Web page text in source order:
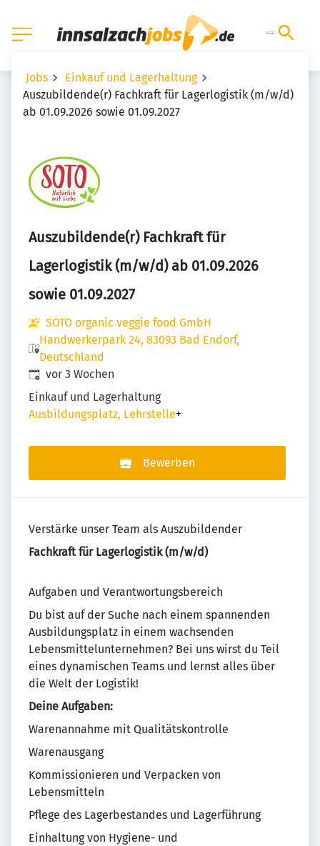
Jobs
Einkauf und Lagerhaltung
Auszubildende(r) Fachkraft für Lagerlogistik (m/w/d)
ab 01.09.2026 sowie 01.09.2027
Auszubildende(r) Fachkraft für
Lagerlogistik (m/w/d) ab 01.09.2026
sowie 01.09.2027
SOTO organic veggie food GmbH
Handwerkerpark 24, 83093 Bad Endorf,
Deutschland
Veröffentlicht:
vor 3 Wochen
Einkauf und Lagerhaltung
Ausbildungsplatz, Lehrstelle+
Bewerben
Verstärke unser Team als Auszubildender
Fachkraft für Lagerlogistik (m/w/d)
Aufgaben und Verantwortungsbereich
Du bist auf der Suche nach einem spannenden
Ausbildungsplatz in einem wachsenden
Lebensmittelunternehmen? Bei uns wirst du Teil
eines dynamischen Teams und lernst alles über
die Welt der Logistik!
Deine Aufgaben:
Warenannahme mit Qualitätskontrolle
Warenausgang
Kommissionieren und Verpacken von
Lebensmitteln
Pflege des Lagerbestandes und Lagerführung
Einhaltung von Hygiene- und